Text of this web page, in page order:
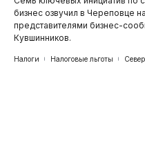
бизнес озвучил в Череповце
представителями бизнес-
Кувшинников.
Налоги Налоговые льготы